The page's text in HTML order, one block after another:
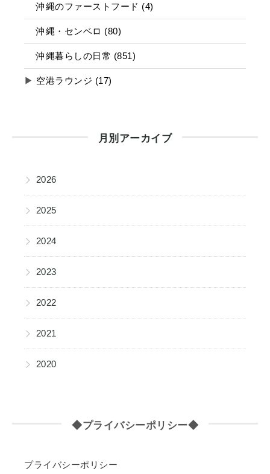
沖縄のファーストフード (4)
沖縄・センベロ (80)
沖縄暮らしの日常 (851)
▶ 空港ラウンジ (17)
月別アーカイブ
▶ 2026
▶ 2025
▶ 2024
▶ 2023
▶ 2022
▶ 2021
▶ 2020
◆プライバシーポリシー◆
プライバシーポリシー